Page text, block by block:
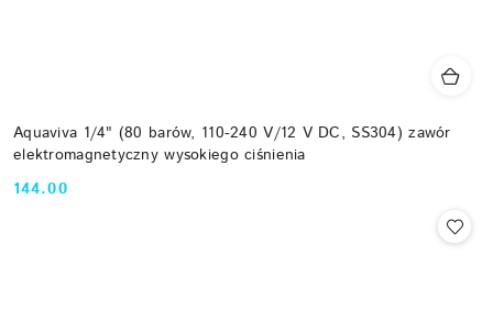
Aquaviva 1/4" (80 barów, 110-240 V/12 V DC, SS304) zawór
elektromagnetyczny wysokiego ciśnienia
Cena:
144.00